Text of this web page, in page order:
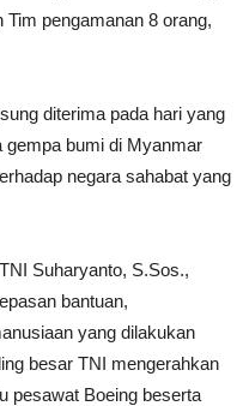
pengamanan 8 orang,
diterima pada hari yang
gempa bumi di Myanmar
negara sahabat yang
Suharyanto, S.Sos.,
bantuan,
yang dilakukan
besar TNI mengerahkan
pesawat Boeing beserta